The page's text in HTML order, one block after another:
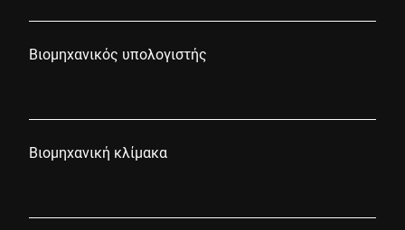
Βιομηχανικός υπολογιστής
Βιομηχανική κλίμακα